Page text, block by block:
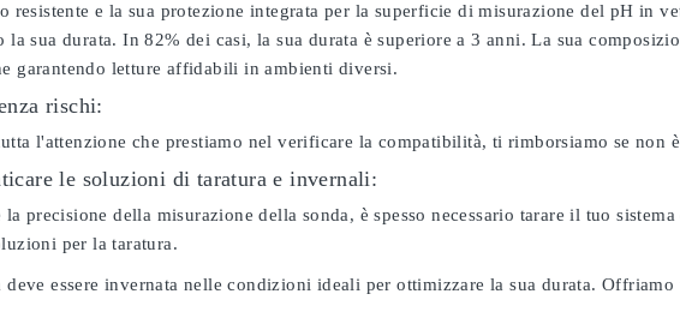
resistente e la sua protezione integrata per la superficie di misurazione del pH in
la sua durata. In 82% dei casi, la sua durata è superiore a 3 anni. La sua
garantendo letture affidabili in ambienti diversi.
rischi:
l'attenzione che prestiamo nel verificare la compatibilità, ti rimborsiamo se non
le soluzioni di taratura e invernali:
la precisione della misurazione della sonda, è spesso necessario tarare il tuo
per la taratura.
deve essere invernata nelle condizioni ideali per ottimizzare la sua durata.